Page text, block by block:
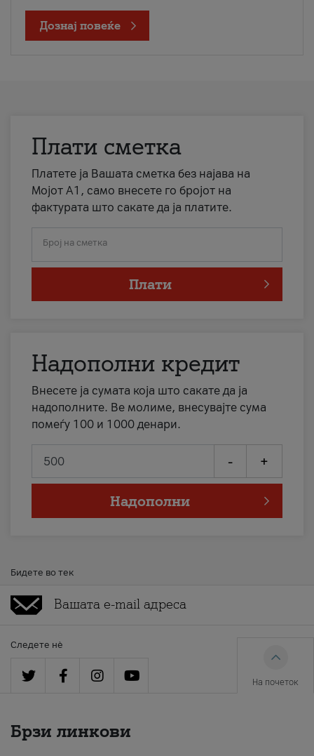
Дознај повеќе
Плати сметка
Платете ја Вашата сметка без најава на
Мојот А1, само внесете го бројот на
фактурата што сакате да ја платите.
Број на сметка
Плати
Надополни кредит
Внесете ја сумата која што сакате да ја
надополните. Ве молиме, внесувајте сума
помеѓу 100 и 1000 денари.
- +
Надополни
Бидете во тек
Следете нè
На почеток
Брзи линкови